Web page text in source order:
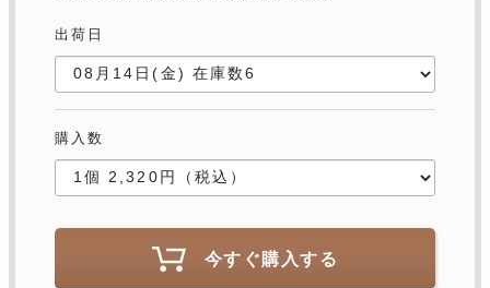
出荷日
購入数
今すぐ購入する